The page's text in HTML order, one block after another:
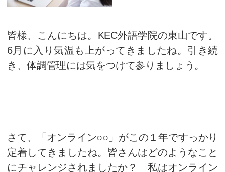
2021年06月17日
オンライン英会話 ,
オンライン・バーチャル・スクール,英